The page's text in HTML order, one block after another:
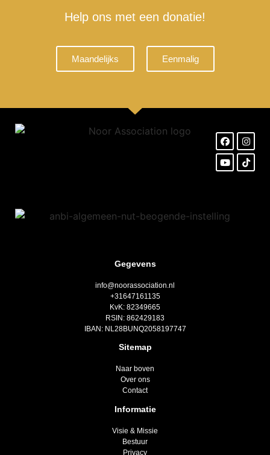
Help ons met een donatie!
Maandelijks Eenmalig
Gegevens
info@noorassociation.nl
+31647161135
KvK: 82349665
RSIN: 862429183
IBAN: NL28BUNQ2058197747
Sitemap
Naar boven
Over ons
Contact
Informatie
Visie & Missie
Bestuur
Privacy